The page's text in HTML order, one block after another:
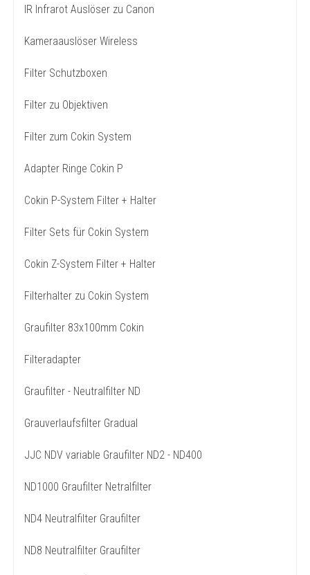
IR Infrarot Auslöser zu Canon
Kameraauslöser Wireless
Filter Schutzboxen
Filter zu Objektiven
Filter zum Cokin System
Adapter Ringe Cokin P
Cokin P-System Filter + Halter
Filter Sets für Cokin System
Cokin Z-System Filter + Halter
Filterhalter zu Cokin System
Graufilter 83x100mm Cokin
Filteradapter
Graufilter - Neutralfilter ND
Grauverlaufsfilter Gradual
JJC NDV variable Graufilter ND2 - ND400
ND1000 Graufilter Netralfilter
ND4 Neutralfilter Graufilter
ND8 Neutralfilter Graufilter